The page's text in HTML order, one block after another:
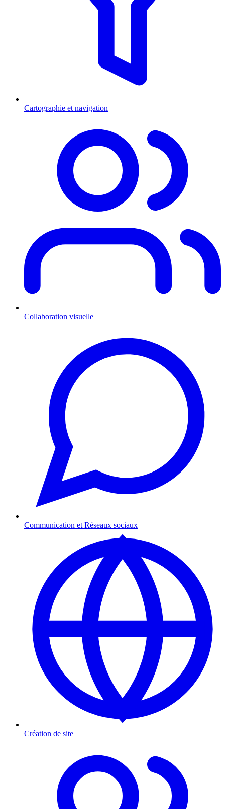
Cartographie et navigation
Collaboration visuelle
Communication et Réseaux sociaux
Création de site